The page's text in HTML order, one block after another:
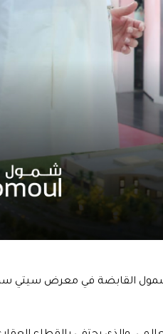
شمول القابضة في معرض سيتي